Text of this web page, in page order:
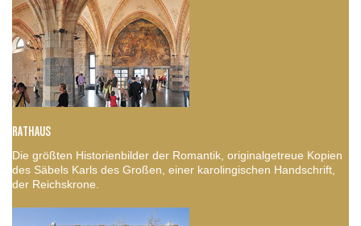
RATHAUS
Die größten Historienbilder der Romantik, originalgetreue Kopien
des Säbels Karls des Großen, einer karolingischen Handschrift,
der Reichskrone.